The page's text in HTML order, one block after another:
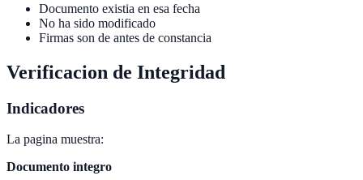
Documento existia en esa fecha
No ha sido modificado
Firmas son de antes de constancia
Verificacion de Integridad
Indicadores
La pagina muestra:
Documento integro